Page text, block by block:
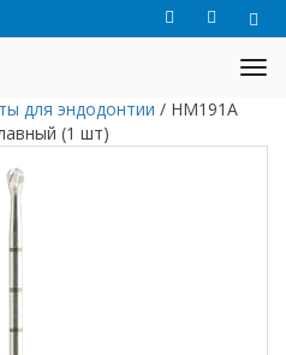
для эндодонтии / HM191A
(1 шт)